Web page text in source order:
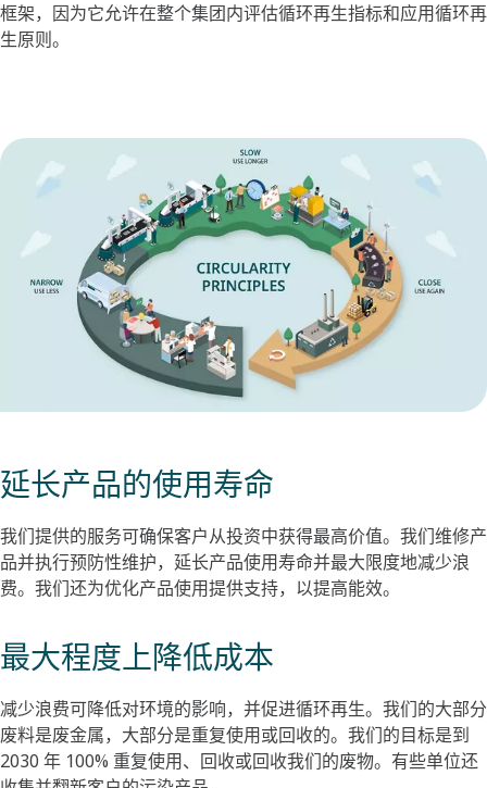
框架，因为它允许在整个集团内评估循环再生指标和应用循环再
生原则。
延长产品的使用寿命
我们提供的服务可确保客户从投资中获得最高价值。我们维修产
品并执行预防性维护，延长产品使用寿命并最大限度地减少浪
费。我们还为优化产品使用提供支持，以提高能效。
最大程度上降低成本
减少浪费可降低对环境的影响，并促进循环再生。我们的大部分
废料是废金属，大部分是重复使用或回收的。我们的目标是到
2030 年 100% 重复使用、回收或回收我们的废物。有些单位还